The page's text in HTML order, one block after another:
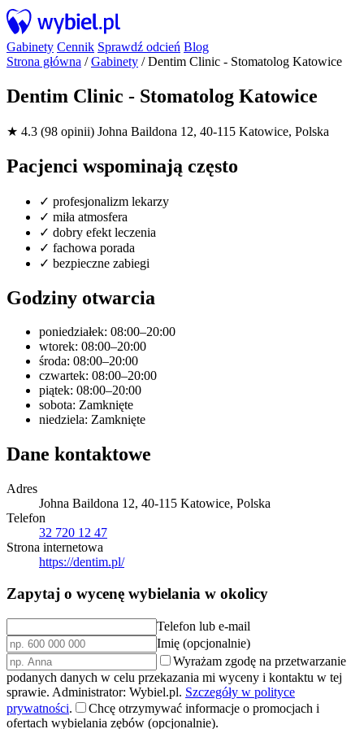
Gabinety Cennik Sprawdź odcień Blog
Strona główna /Gabinety /Dentim Clinic - Stomatolog Katowice
Dentim Clinic - Stomatolog Katowice
★ 4.3 (98 opinii) Johna Baildona 12, 40-115 Katowice, Polska
Pacjenci wspominają często
✓ profesjonalizm lekarzy
✓ miła atmosfera
✓ dobry efekt leczenia
✓ fachowa porada
✓ bezpieczne zabiegi
Godziny otwarcia
poniedziałek: 08:00–20:00
wtorek: 08:00–20:00
środa: 08:00–20:00
czwartek: 08:00–20:00
piątek: 08:00–20:00
sobota: Zamknięte
niedziela: Zamknięte
Dane kontaktowe
Adres
Johna Baildona 12, 40-115 Katowice, Polska
Telefon
32 720 12 47
Strona internetowa
https://dentim.pl/
Zapytaj o wycenę wybielania w okolicy
Telefon lub e-mail
Imię (opcjonalnie)
Wyrażam zgodę na przetwarzanie
podanych danych w celu przekazania mi wyceny i kontaktu w tej
sprawie. Administrator: Wybiel.pl. Szczegóły w polityce
prywatności.
Chcę otrzymywać informacje o promocjach i
ofertach wybielania zębów (opcjonalnie).